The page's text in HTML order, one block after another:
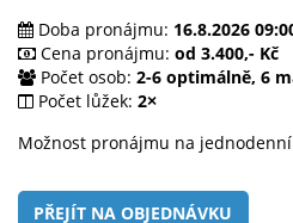
Doba pronájmu: 16.8.2026
Cena pronájmu: od 3.400,- Kč
Počet osob: 2-6 optimálně, 6
Počet lůžek: 2×
Možnost pronájmu na
PŘEJÍT NA OBJEDNÁVKU